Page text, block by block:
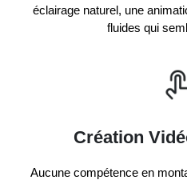
éclairage naturel, une
fluides qui
Création
Aucune compétence en